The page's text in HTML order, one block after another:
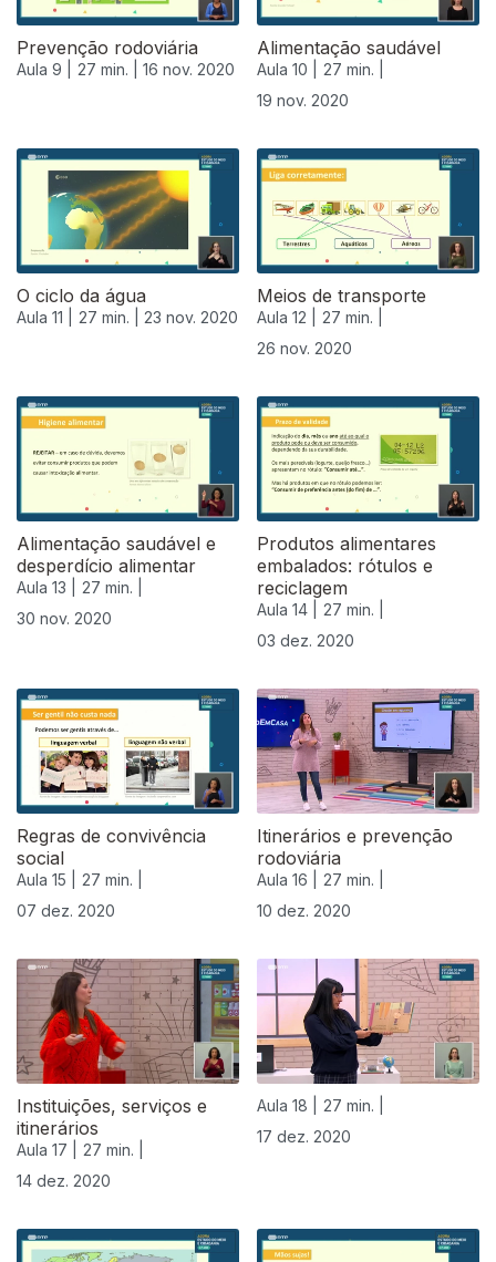
Prevenção rodoviária
Aula 9 | 27 min. | 16 nov. 2020
Alimentação saudável
Aula 10 |
27 min. |
19 nov. 2020
O ciclo da água
Aula 11 | 27 min. | 23 nov. 2020
Meios de transporte
Aula 12 |
27 min. |
26 nov. 2020
508486
Alimentação saudável e
desperdício alimentar
Aula 13 |
27 min. |
30 nov. 2020
Produtos alimentares
embalados: rótulos e
reciclagem
Aula 14 |
27 min. |
03 dez. 2020
Regras de convivência
social
Aula 15 |
27 min. |
07 dez. 2020
Itinerários e prevenção
rodoviária
Aula 16 |
27 min. |
10 dez. 2020
Instituições, serviços e
itinerários
Aula 17 |
27 min. |
14 dez. 2020
Aula 18 |
27 min. |
17 dez. 2020